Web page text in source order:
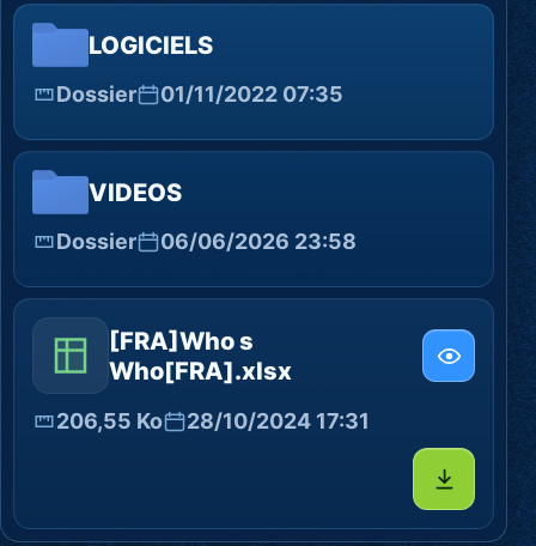
LOGICIELS
Dossier 01/11/2022 07:35
VIDEOS
Dossier 06/06/2026 23:58
[FRA]Who s
Who[FRA].xlsx
206,55 Ko 28/10/2024 17:31